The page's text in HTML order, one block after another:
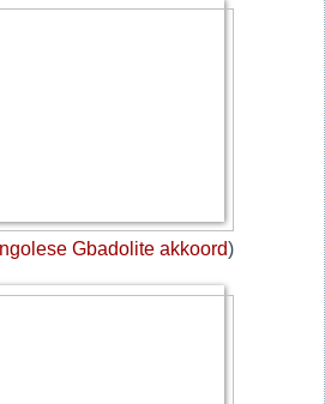
Gbadolite akkoord)